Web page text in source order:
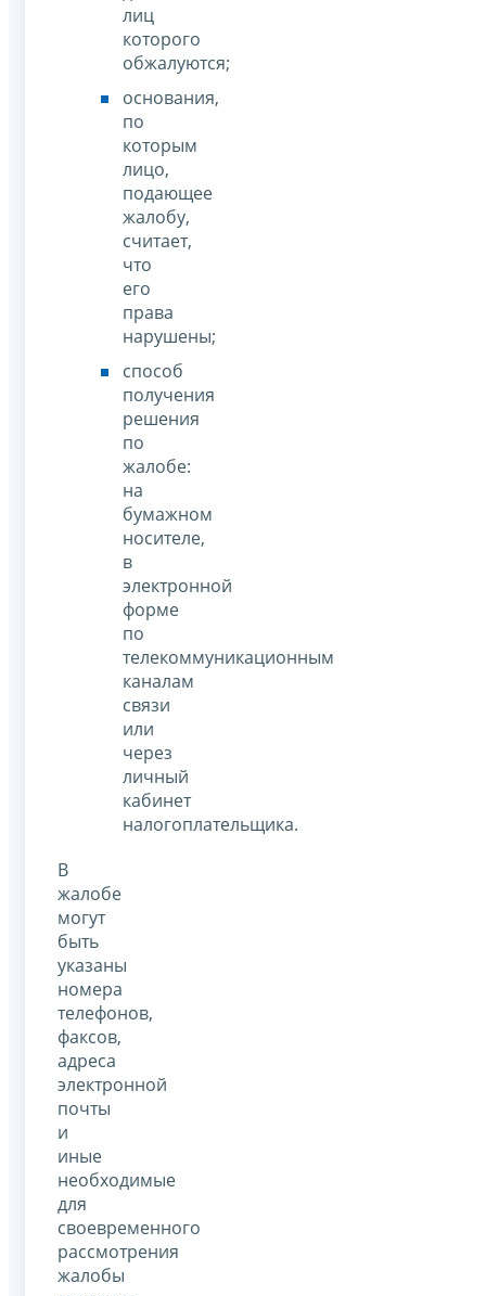
лиц
которого
обжалуются;
основания,
по
которым
лицо,
подающее
жалобу,
считает,
что
его
права
нарушены;
способ
получения
решения
по
жалобе:
на
бумажном
носителе,
в
электронной
форме
по
телекоммуникационным
каналам
связи
или
через
личный
кабинет
налогоплательщика.
В
жалобе
могут
быть
указаны
номера
телефонов,
факсов,
адреса
электронной
почты
и
иные
необходимые
для
своевременного
рассмотрения
жалобы